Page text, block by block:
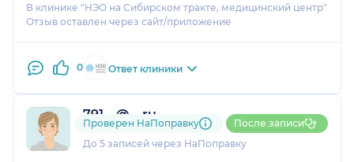
В клинике "НЭО на Сибирском тракте, медицинский центр"
Отзыв оставлен через сайт/приложение
0 Ответ клиники
791....@....ru
1 отзыв
До 5 записей через НаПоправку
Проверен НаПоправку После записи